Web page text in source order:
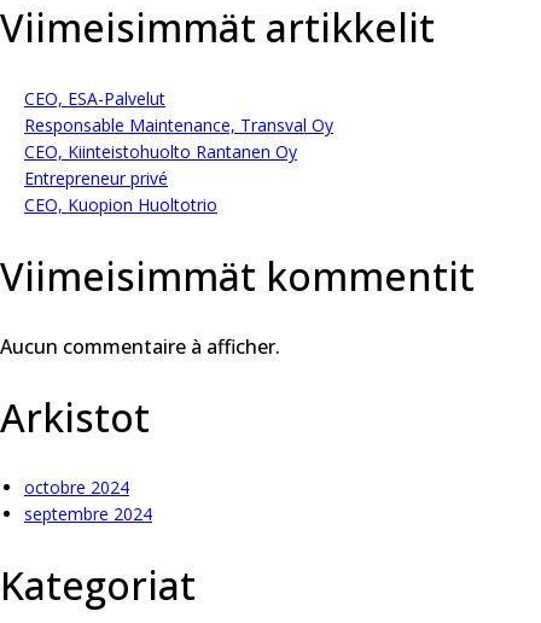
Viimeisimmät artikkelit
CEO, ESA-Palvelut
Responsable Maintenance, Transval Oy
CEO, Kiinteistohuolto Rantanen Oy
Entrepreneur privé
CEO, Kuopion Huoltotrio
Viimeisimmät kommentit
Aucun commentaire à afficher.
Arkistot
octobre 2024
septembre 2024
Kategoriat